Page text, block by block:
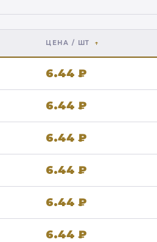
ЦЕНА / ШТ
6.44 ₽
6.44 ₽
6.44 ₽
6.44 ₽
6.44 ₽
6.44 ₽